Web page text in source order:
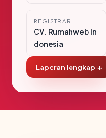
REGISTRAR
CV. Rumahweb In
donesia
Laporan lengkap ↓